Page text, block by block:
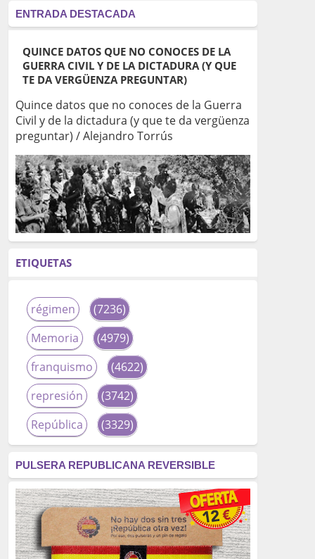
ENTRADA DESTACADA
QUINCE DATOS QUE NO CONOCES DE LA
GUERRA CIVIL Y DE LA DICTADURA (Y QUE
TE DA VERGÜENZA PREGUNTAR)
Quince datos que no conoces de la Guerra
Civil y de la dictadura (y que te da vergüenza
preguntar) / Alejandro Torrús
ETIQUETAS
régimen
(7236)
Memoria
(4979)
franquismo
(4622)
represión
(3742)
República
(3329)
fascismo
(2677)
tardofranquismo
(2320)
Actualidad
(2319)
PULSERA REPUBLICANA REVERSIBLE